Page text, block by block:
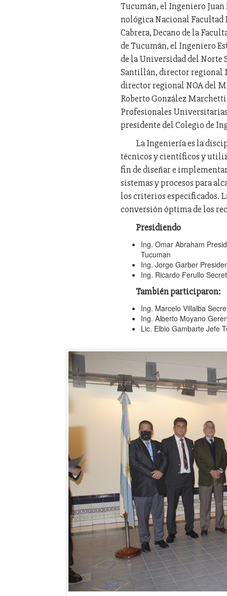
Tucumán, el Ingeniero Juan
nológica Nacional
Cabrera, Decano de la
de Tucumán, el Ingeniero
de la Universidad del Norte
Santillán, director regional
director regional NOA del
Roberto González
Profesionales
presidente del Colegio de
La Ingeniería es la
técnicos y científicos y
fin de diseñar e
sistemas y procesos para
los criterios especificados.
conversión óptima de los
Presidiendo
Ing. Omar Abraham
Tucuman
Ing. Jorge Garber
Ing. Ricardo Ferullo
También participaron:
Ing. Marcelo Villalba
Ing. Alberto Moyano
Lic. Elbio Gambarte Jefe